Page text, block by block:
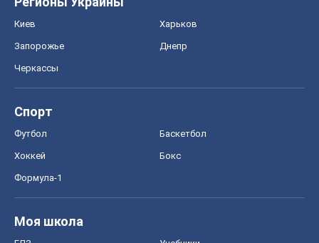
Киев Харьков
Запорожье Днепр
Черкассы
Спорт
Футбол Баскетбол
Хоккей Бокс
Формула-1
Моя школа